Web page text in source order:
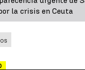
la crisis en Ceuta